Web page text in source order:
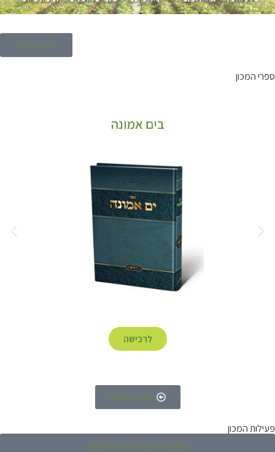
לכל הגליונות
ספרי המכון
בים אמונה
לרכישה
למעבר לחנות
פעילות המכון
המעבדה לבדיקת נגיעות במזון